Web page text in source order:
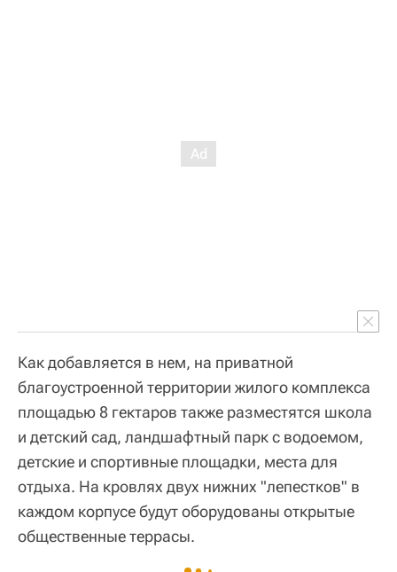
Как добавляется в нем, на приватной
благоустроенной территории жилого комплекса
площадью 8 гектаров также разместятся школа
и детский сад, ландшафтный парк с водоемом,
детские и спортивные площадки, места для
отдыха. На кровлях двух нижних "лепестков" в
каждом корпусе будут оборудованы открытые
общественные террасы.